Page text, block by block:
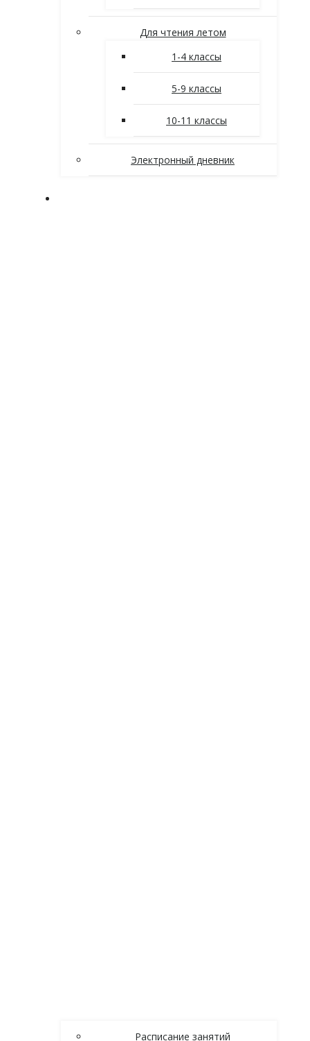
Для чтения летом
1-4 классы
5-9 классы
10-11 классы
Электронный дневник
Расписание занятий